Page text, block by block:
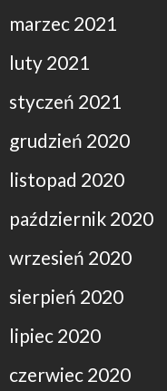
marzec 2021
luty 2021
styczeń 2021
grudzień 2020
listopad 2020
październik 2020
wrzesień 2020
sierpień 2020
lipiec 2020
czerwiec 2020